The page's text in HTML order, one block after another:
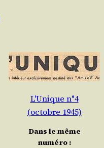
L'Unique n°4
(octobre 1945)
Dans le même
numéro :